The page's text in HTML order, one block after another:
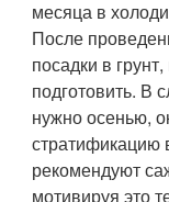
месяца в
После
посадки в
подготовить. В
нужно осенью,
стратификацию
рекомендуют
мотивируя это